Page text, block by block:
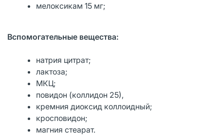
мелоксикам 15 мг;
Вспомогательные вещества:
натрия цитрат;
лактоза;
МКЦ;
повидон (коллидон 25),
кремния диоксид коллоидный;
кросповидон;
магния стеарат.